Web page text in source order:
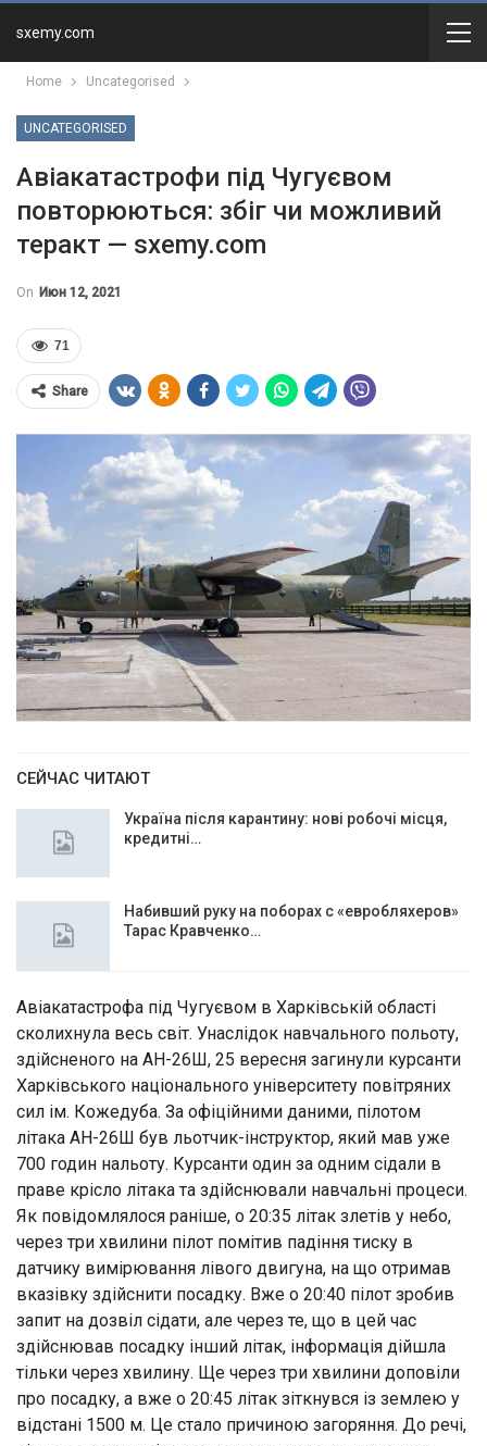
sxemy.com
Home Uncategorised
UNCATEGORISED
Авіакатастрофи під Чугуєвом
повторюються: збіг чи можливий
теракт — sxemy.com
On Июн 12, 2021
71
Share
СЕЙЧАС ЧИТАЮТ
Україна після карантину: нові робочі місця,
кредитні…
Набивший руку на поборах с «евробляхеров»
Тарас Кравченко…
Авіакатастрофа під Чугуєвом в Харківській області
сколихнула весь світ. Унаслідок навчального польоту,
здійсненого на АН-26Ш, 25 вересня загинули курсанти
Харківського національного університету повітряних
сил ім. Кожедуба. За офіційними даними, пілотом
літака АН-26Ш був льотчик-інструктор, який мав уже
700 годин нальоту. Курсанти один за одним сідали в
праве крісло літака та здійснювали навчальні процеси.
Як повідомлялося раніше, о 20:35 літак злетів у небо,
через три хвилини пілот помітив падіння тиску в
датчику вимірювання лівого двигуна, на що отримав
вказівку здійснити посадку. Вже о 20:40 пілот зробив
запит на дозвіл сідати, але через те, що в цей час
здійснював посадку інший літак, інформація дійшла
тільки через хвилину. Ще через три хвилини доповіли
про посадку, а вже о 20:45 літак зіткнувся із землею у
відстані 1500 м. Це стало причиною загоряння. До речі,